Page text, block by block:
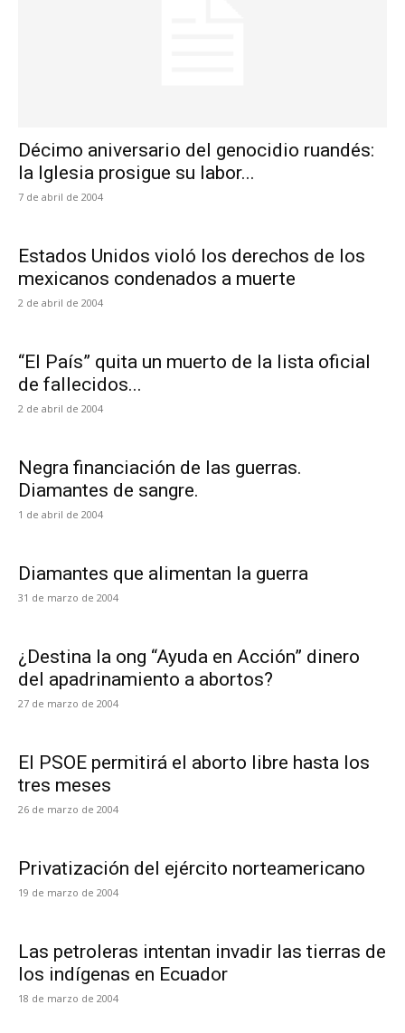
Décimo aniversario del genocidio ruandés:
la Iglesia prosigue su labor...
7 de abril de 2004
Estados Unidos violó los derechos de los
mexicanos condenados a muerte
2 de abril de 2004
“El País” quita un muerto de la lista oficial
de fallecidos...
2 de abril de 2004
Negra financiación de las guerras.
Diamantes de sangre.
1 de abril de 2004
Diamantes que alimentan la guerra
31 de marzo de 2004
¿Destina la ong “Ayuda en Acción” dinero
del apadrinamiento a abortos?
27 de marzo de 2004
El PSOE permitirá el aborto libre hasta los
tres meses
26 de marzo de 2004
Privatización del ejército norteamericano
19 de marzo de 2004
Las petroleras intentan invadir las tierras de
los indígenas en Ecuador
18 de marzo de 2004